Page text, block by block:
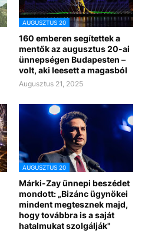
AUGUSZTUS 20
160 emberen segítettek a
mentők az augusztus 20-ai
ünnepségen Budapesten –
volt, aki leesett a magasból
Augusztus 21, 2025
AUGUSZTUS 20
Márki-Zay ünnepi beszédet
mondott: „Bizánc ügynökei
mindent megtesznek majd,
hogy továbbra is a saját
hatalmukat szolgálják"